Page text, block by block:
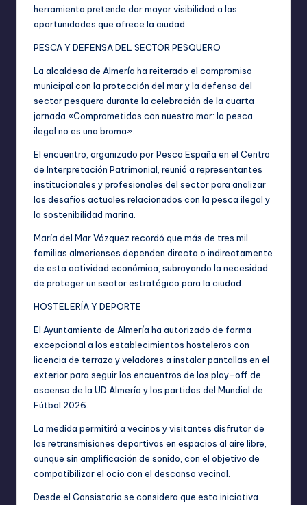
herramienta pretende dar mayor visibilidad a las
oportunidades que ofrece la ciudad.
PESCA Y DEFENSA DEL SECTOR PESQUERO
La alcaldesa de Almería ha reiterado el compromiso
municipal con la protección del mar y la defensa del
sector pesquero durante la celebración de la cuarta
jornada «Comprometidos con nuestro mar: la pesca
ilegal no es una broma».
El encuentro, organizado por Pesca España en el Centro
de Interpretación Patrimonial, reunió a representantes
institucionales y profesionales del sector para analizar
los desafíos actuales relacionados con la pesca ilegal y
la sostenibilidad marina.
María del Mar Vázquez recordó que más de tres mil
familias almerienses dependen directa o indirectamente
de esta actividad económica, subrayando la necesidad
de proteger un sector estratégico para la ciudad.
HOSTELERÍA Y DEPORTE
El Ayuntamiento de Almería ha autorizado de forma
excepcional a los establecimientos hosteleros con
licencia de terraza y veladores a instalar pantallas en el
exterior para seguir los encuentros de los play-off de
ascenso de la UD Almería y los partidos del Mundial de
Fútbol 2026.
La medida permitirá a vecinos y visitantes disfrutar de
las retransmisiones deportivas en espacios al aire libre,
aunque sin amplificación de sonido, con el objetivo de
compatibilizar el ocio con el descanso vecinal.
Desde el Consistorio se considera que esta iniciativa